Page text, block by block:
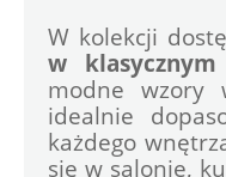
w
modne wzory
idealnie
każdego
się w salonie,